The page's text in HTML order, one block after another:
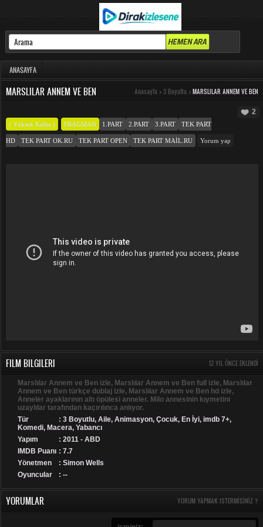
ANASAYFA
MARSLILAR ANNEM VE BEN Anasayfa > 3 Boyutlu > MARSLILAR ANNEM VE BEN
2
( Yüksek Kalite ) FRAGMAN 1.PART 2.PART 3.PART TEK PART
HD TEK PART OK.RU TEK PART OPEN TEK PART MAIL.RU Yorum yap
FILM BILGILERI 12 YIL ÖNCE EKLENDI
Marslılar Annem ve Ben izle, Marslılar Annem ve Ben full izle, Marslılar
Annem ve Ben türkçe dublaj izle, Marslılar Annem ve Ben hd izle,
Anneler ayaklarının altı öpülesi anneler. Milo annesinin kıymetini
uzaylılar tarafından kaçırılınca anlıyor.
Tür
: 3 Boyutlu, Aile, Animasyon, Çocuk, En İyi, imdb 7+,
Komedi, Macera, Yabancı
Yapım
: 2011 - ABD
IMDB Puanı : 7.7
Yönetmen
: Simon Wells
Oyuncular
: --
YORUMLAR YORUM YAPMAK ISTERMISINIZ ?